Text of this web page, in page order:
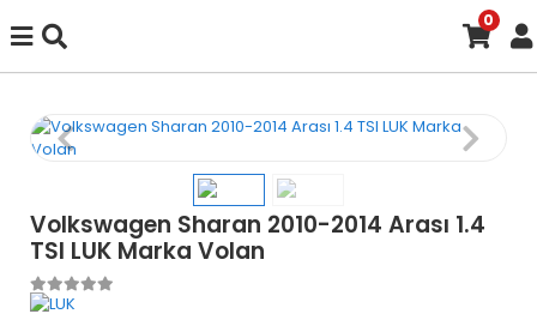
0
Volkswagen Sharan 2010-2014 Arası 1.4
TSI LUK Marka Volan